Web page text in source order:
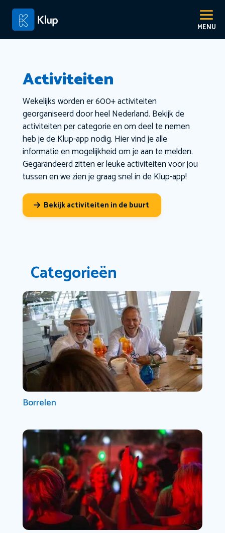
Activiteiten
Wekelijks worden er 600+ activiteiten
georganiseerd door heel Nederland. Bekijk de
activiteiten per categorie en om deel te nemen
heb je de Klup-app nodig. Hier vind je alle
informatie en mogelijkheid om je aan te melden.
Gegarandeerd zitten er leuke activiteiten voor jou
tussen en we zien je graag snel in de Klup-app!
Bekijk activiteiten in de buurt
Categorieën
Borrelen